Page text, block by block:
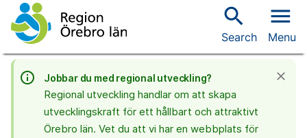
search
Search
menu
Menu
info_outline
Jobbar du med regional utveckling?
Regional utveckling handlar om att skapa
utvecklingskraft för ett hållbart och attraktivt
Örebro län. Vet du att vi har en webbplats för
close